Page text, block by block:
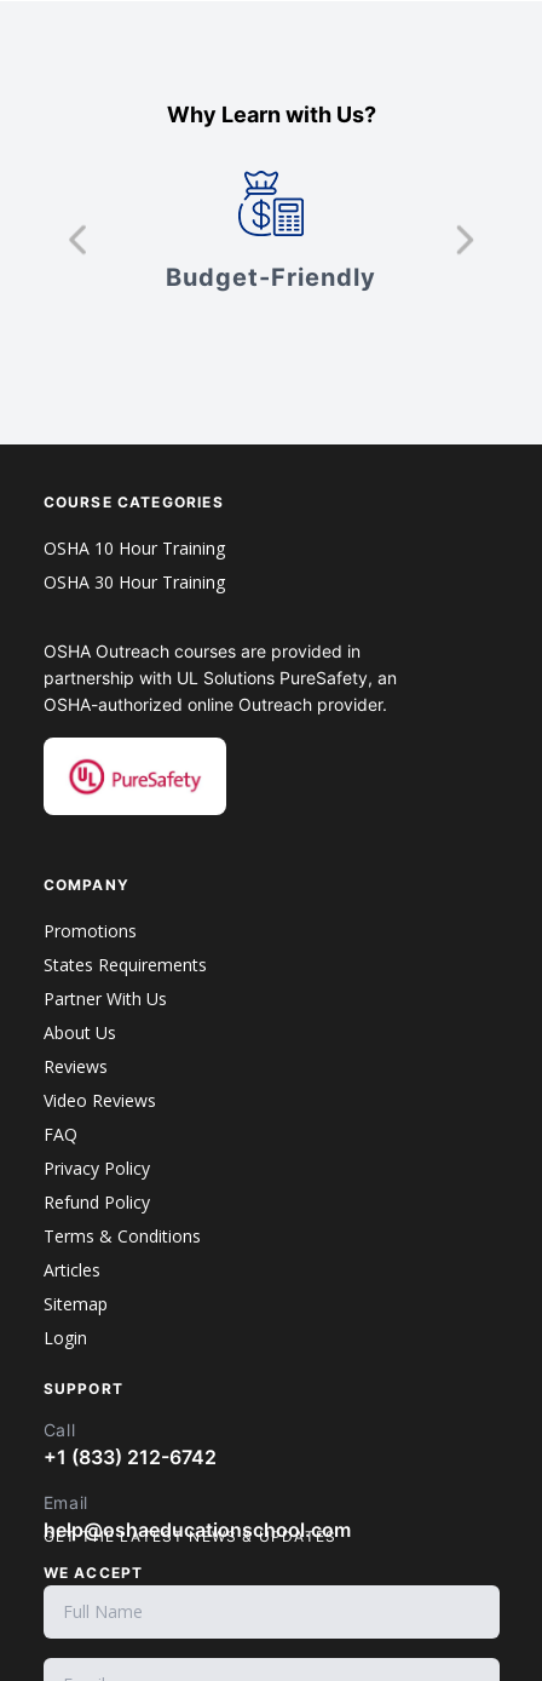
Why Learn with Us?
Budget-Friendly
COURSE CATEGORIES
OSHA 10 Hour Training
OSHA 30 Hour Training
OSHA Outreach courses are provided in
partnership with UL Solutions PureSafety, an
OSHA-authorized online Outreach provider.
COMPANY
Promotions
States Requirements
Partner With Us
About Us
Reviews
Video Reviews
FAQ
Privacy Policy
Refund Policy
Terms & Conditions
Articles
Sitemap
Login
SUPPORT
Call
+1 (833) 212-6742
Email
help@oshaeducationschool.com
WE ACCEPT
GET THE LATEST NEWS & UPDATES